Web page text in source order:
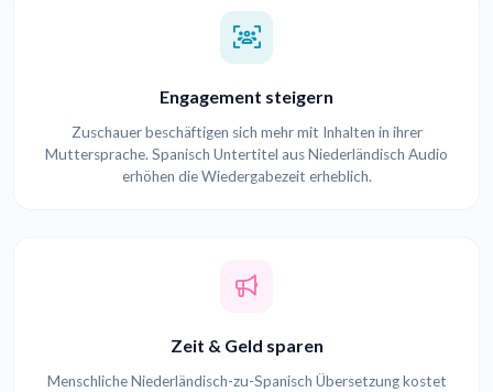
Engagement steigern
Zuschauer beschäftigen sich mehr mit Inhalten in ihrer
Muttersprache. Spanisch Untertitel aus Niederländisch Audio
erhöhen die Wiedergabezeit erheblich.
Zeit & Geld sparen
Menschliche Niederländisch-zu-Spanisch Übersetzung kostet